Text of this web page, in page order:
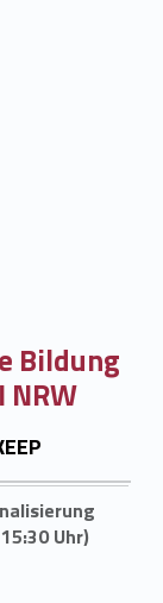
Bildung
NRW
Uhr)